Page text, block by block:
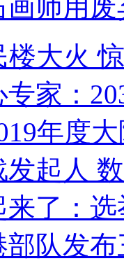
师用
楼大火
家：
年度
起人
了：
队发